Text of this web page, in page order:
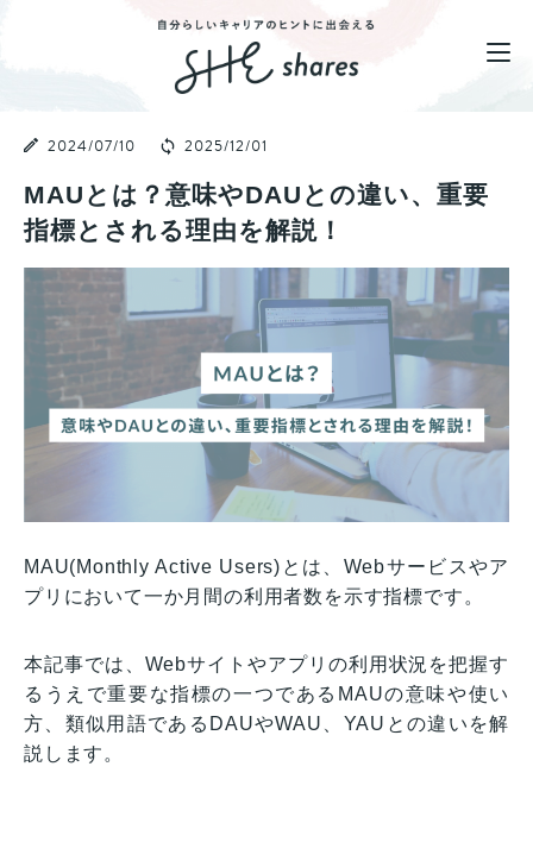
2024/07/10 2025/12/01
MAUとは？意味やDAUとの違い、重要
指標とされる理由を解説！
MAU(Monthly Active Users)とは、Webサービスやア
プリにおいて一か月間の利用者数を示す指標です。
本記事では、Webサイトやアプリの利用状況を把握す
るうえで重要な指標の一つであるMAUの意味や使い
方、類似用語であるDAUやWAU、YAUとの違いを解
説します。